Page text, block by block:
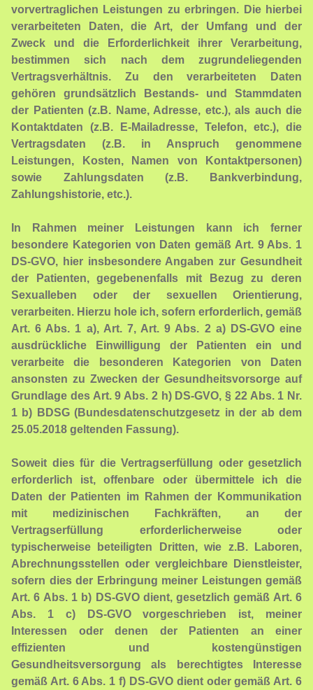
vorvertraglichen Leistungen zu erbringen. Die hierbei
verarbeiteten Daten, die Art, der Umfang und der
Zweck und die Erforderlichkeit ihrer Verarbeitung,
bestimmen sich nach dem zugrundeliegenden
Vertragsverhältnis. Zu den verarbeiteten Daten
gehören grundsätzlich Bestands- und Stammdaten
der Patienten (z.B. Name, Adresse, etc.), als auch die
Kontaktdaten (z.B. E-Mailadresse, Telefon, etc.), die
Vertragsdaten (z.B. in Anspruch genommene
Leistungen, Kosten, Namen von Kontaktpersonen)
sowie Zahlungsdaten (z.B. Bankverbindung,
Zahlungshistorie, etc.).
In Rahmen meiner Leistungen kann ich ferner
besondere Kategorien von Daten gemäß Art. 9 Abs. 1
DS-GVO, hier insbesondere Angaben zur Gesundheit
der Patienten, gegebenenfalls mit Bezug zu deren
Sexualleben oder der sexuellen Orientierung,
verarbeiten. Hierzu hole ich, sofern erforderlich, gemäß
Art. 6 Abs. 1 a), Art. 7, Art. 9 Abs. 2 a) DS-GVO eine
ausdrückliche Einwilligung der Patienten ein und
verarbeite die besonderen Kategorien von Daten
ansonsten zu Zwecken der Gesundheitsvorsorge auf
Grundlage des Art. 9 Abs. 2 h) DS-GVO, § 22 Abs. 1 Nr.
1 b) BDSG (Bundesdatenschutzgesetz in der ab dem
25.05.2018 geltenden Fassung).
Soweit dies für die Vertragserfüllung oder gesetzlich
erforderlich ist, offenbare oder übermittele ich die
Daten der Patienten im Rahmen der Kommunikation
mit medizinischen Fachkräften, an der
Vertragserfüllung erforderlicherweise oder
typischerweise beteiligten Dritten, wie z.B. Laboren,
Abrechnungsstellen oder vergleichbare Dienstleister,
sofern dies der Erbringung meiner Leistungen gemäß
Art. 6 Abs. 1 b) DS-GVO dient, gesetzlich gemäß Art. 6
Abs. 1 c) DS-GVO vorgeschrieben ist, meiner
Interessen oder denen der Patienten an einer
effizienten und kostengünstigen
Gesundheitsversorgung als berechtigtes Interesse
gemäß Art. 6 Abs. 1 f) DS-GVO dient oder gemäß Art. 6